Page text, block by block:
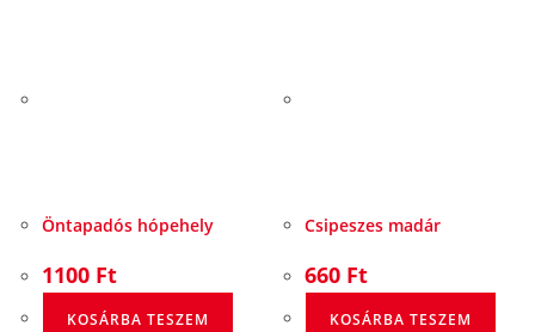
Öntapadós hópehely
1100 Ft
KOSÁRBA TESZEM
Csipeszes madár
660 Ft
KOSÁRBA TESZEM